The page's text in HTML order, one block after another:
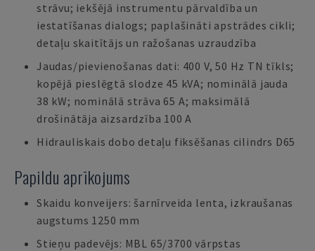
strāvu; iekšējā instrumentu pārvaldība un
iestatīšanas dialogs; paplašināti apstrādes cikli;
detaļu skaitītājs un ražošanas uzraudzība
Jaudas/pievienošanas dati: 400 V, 50 Hz TN tīkls;
kopējā pieslēgtā slodze 45 kVA; nominālā jauda
38 kW; nominālā strāva 65 A; maksimālā
drošinātāja aizsardzība 100 A
Hidrauliskais dobo detaļu fiksēšanas cilindrs D65
Papildu aprīkojums
Skaidu konveijers: šarnīrveida lenta, izkraušanas
augstums 1250 mm
Stieņu padevējs: MBL 65/3700 vārpstas